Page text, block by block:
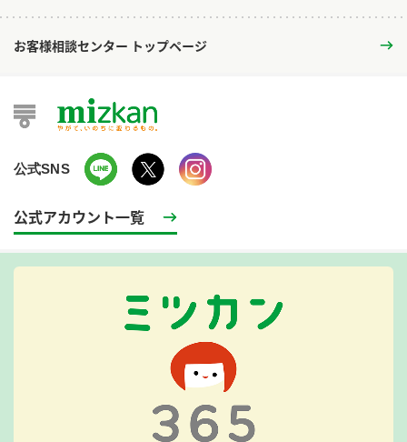
お客様相談センター トップページ
公式SNS
公式アカウント一覧